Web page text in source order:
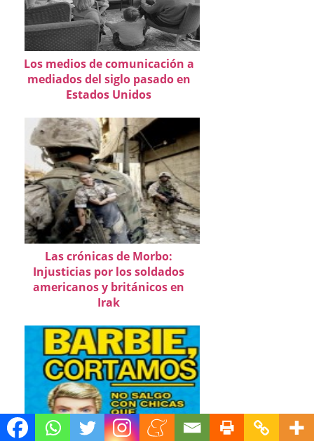
Los medios de comunicación a
mediados del siglo pasado en
Estados Unidos
Las crónicas de Morbo:
Injusticias por los soldados
americanos y británicos en
Irak